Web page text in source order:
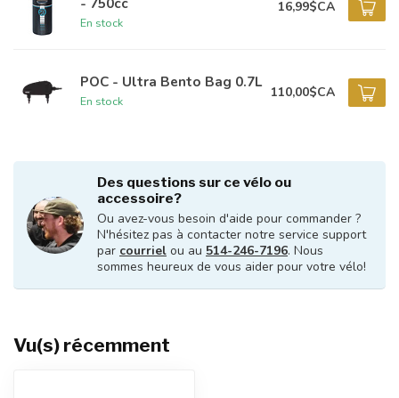
En stock
16,99$CA
POC - Ultra Bento Bag 0.7L
En stock
110,00$CA
Des questions sur ce vélo ou
accessoire?
Ou avez-vous besoin d'aide pour commander ?
N'hésitez pas à contacter notre service support
par courriel ou au 514-246-7196. Nous
sommes heureux de vous aider pour votre vélo!
Vu(s) récemment